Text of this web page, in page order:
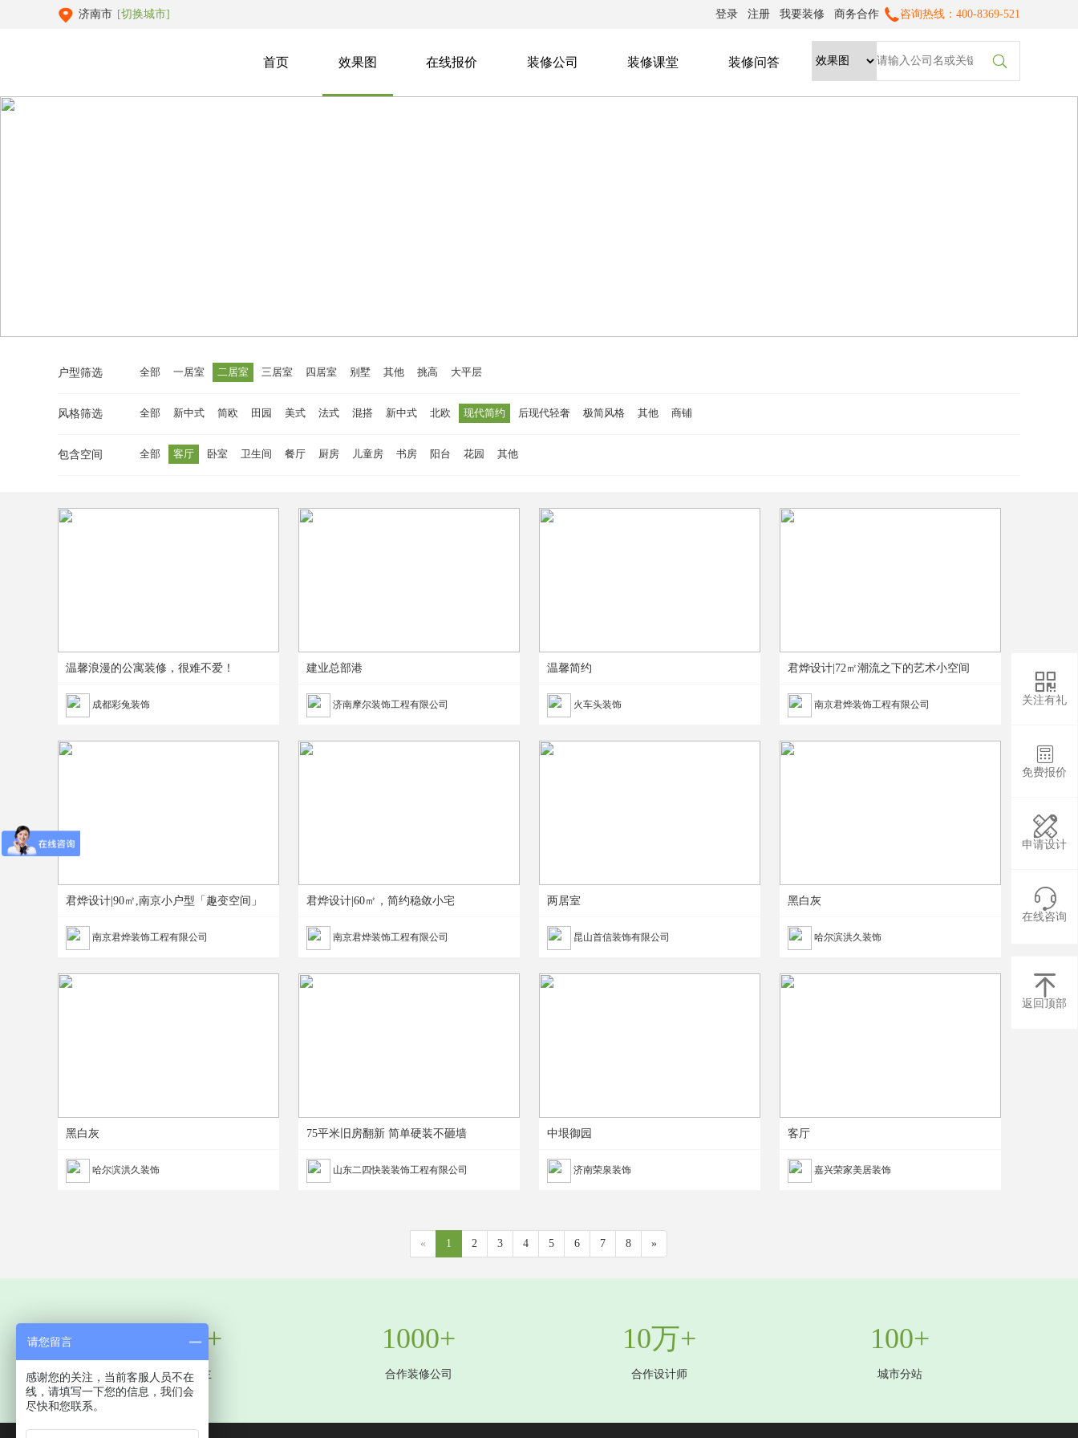
济南市 [切换城市] 咨询热线：400-8369-521
商务合作
我要装修
注册
登录

首页 效果图 在线报价 装修公司 装修课堂 装修问答
户型筛选 全部 一居室 二居室 三居室 四居室 别墅 其他 挑高 大平层
风格筛选 全部 新中式 简欧 田园 美式 法式 混搭 新中式 北欧 现代简约 后现代轻奢 极简风格 其他 商铺
包含空间 全部 客厅 卧室 卫生间 餐厅 厨房 儿童房 书房 阳台 花园 其他
温馨浪漫的公寓装修，很难不爱！
成都彩兔装饰
建业总部港
济南摩尔装饰工程有限公司
温馨简约
火车头装饰
君烨设计|72㎡潮流之下的艺术小空间
南京君烨装饰工程有限公司
君烨设计|90㎡,南京小户型「趣变空间」
南京君烨装饰工程有限公司
君烨设计|60㎡，简约稳敛小宅
南京君烨装饰工程有限公司
两居室
昆山首信装饰有限公司
黑白灰
哈尔滨洪久装饰
黑白灰
哈尔滨洪久装饰
75平米旧房翻新 简单硬装不砸墙
山东二四快装装饰工程有限公司
中垠御园
济南荣泉装饰
客厅
嘉兴荣家美居装饰
« 1 2 3 4 5 6 7 8 »
100万+
服务中国业主
1000+
合作装修公司
10万+
合作设计师
100+
城市分站

关注有礼

免费报价

申请设计

在线咨询

返回顶部
请您留言
感谢您的关注，当前客服人员不在
线，请填写一下您的信息，我们会
尽快和您联系。